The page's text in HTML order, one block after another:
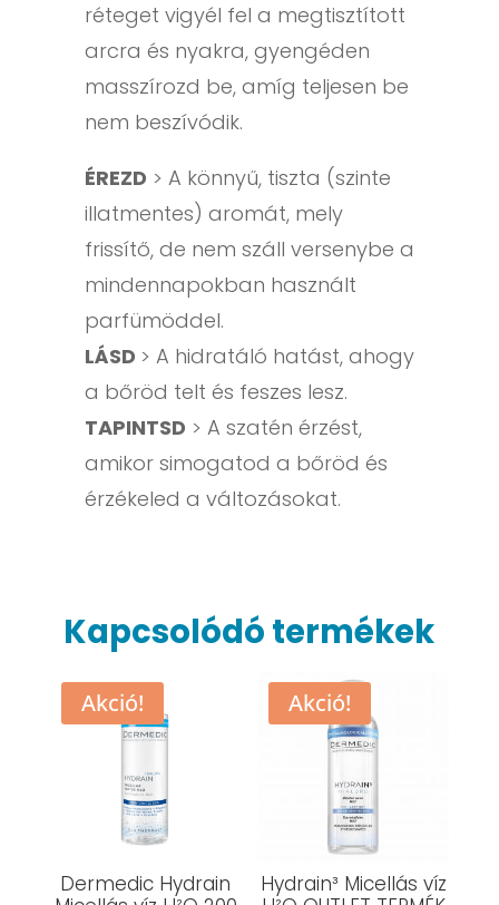
réteget vigyél fel a megtisztított
arcra és nyakra, gyengéden
masszírozd be, amíg teljesen be
nem beszívódik.
ÉREZD > A könnyű, tiszta (szinte
illatmentes) aromát, mely
frissítő, de nem száll versenybe a
mindennapokban használt
parfümöddel.
LÁSD > A hidratáló hatást, ahogy
a bőröd telt és feszes lesz.
TAPINTSD > A szatén érzést,
amikor simogatod a bőröd és
érzékeled a változásokat.
Kapcsolódó termékek
Akció!
Dermedic Hydrain
Akció!
Hydrain³ Micellás víz